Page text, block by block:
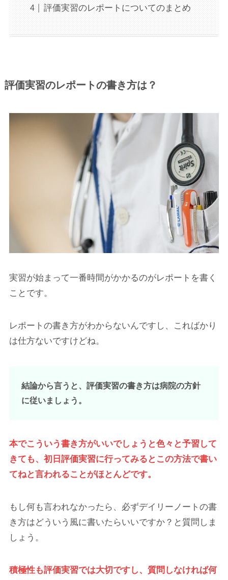
評価実習のレポートについてのまとめ
評価実習のレポートの書き方は？
実習が始まって一番時間がかかるのがレポートを書く
ことです。
レポートの書き方がわからないんですし、こればかり
は仕方ないですけどね。
結論から言うと、評価実習の書き方は病院の方針
に従いましょう。
本でこういう書き方がいいでしょうと色々と予習して
きても、初日評価実習に行ってみるとこの方法で書い
てねと言われることがほとんどです。
もし何も言われなかったら、必ずデイリーノートの書
き方はどういう風に書いたらいいですか？と質問しま
しょう。
積極性も評価実習では大切ですし、質問しなければ何